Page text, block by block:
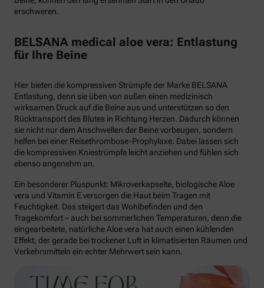
erschweren.
BELSANA medical aloe vera: Entlastung
für Ihre Beine
Hier bieten die kompressiven Strümpfe der Marke BELSANA
Entlastung, denn sie üben von außen einen medizinisch
wirksamen Druck auf die Beine aus und unterstützen so den
Rücktransport des Blutes in Richtung Herzen. Dadurch können
sie nicht nur dem Anschwellen der Beine vorbeugen, sondern
helfen bei einer Reisethrombose-Prophylaxe. Dabei lassen sich
die kompressiven Kniestrümpfe leicht anziehen und fühlen sich
ebenso angenehm an.
Ein besonderer Pluspunkt: Mikroverkapselte, biologische Aloe
vera und Vitamin E versorgen die Haut beim Tragen mit
Feuchtigkeit. Das steigert das Wohlbefinden und den
Tragekomfort – auch bei sommerlichen Temperaturen, denn die
eingearbeitete, natürliche Aloe vera hat auch einen kühlenden
Effekt, der gerade bei trockener Luft in klimatisierten Räumen und
Verkehrsmitteln ein echter Mehrwert sein kann.